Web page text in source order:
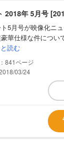
2018年 5月号
ト5月号が映像化ニ
華仕様な件につい
読む
841
03/24